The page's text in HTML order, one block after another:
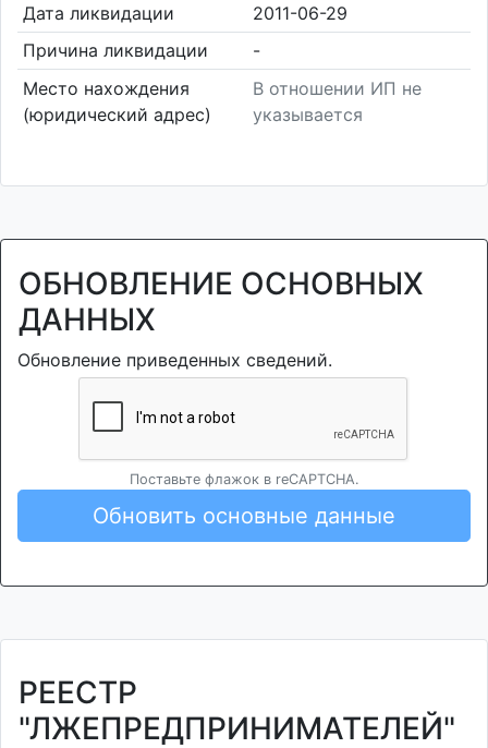
Дата ликвидации
2011-06-29
Причина ликвидации
-
Место нахождения
(юридический адрес)
В отношении ИП не
указывается
ОБНОВЛЕНИЕ ОСНОВНЫХ
ДАННЫХ
Обновление приведенных сведений.
Поставьте флажок в reCAPTCHA.
Обновить основные данные
РЕЕСТР
"ЛЖЕПРЕДПРИНИМАТЕЛЕЙ"